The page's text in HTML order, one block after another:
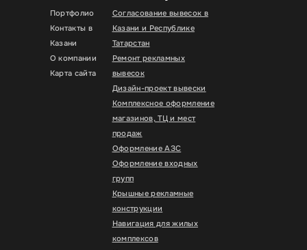
Портфолио
Контакты в
Казани
О компании
Карта сайта
Согласование вывесок в
Казани и Республике
Татарстан
Ремонт рекламных
вывесок
Дизайн-проект вывески
Комплексное оформление
магазинов, ТЦ и мест
продаж
Оформление АЗС
Оформление входных
групп
Крышные рекламные
конструкции
Навигация для жилых
комплексов